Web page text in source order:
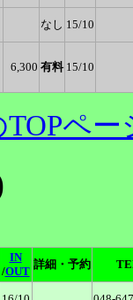
なし 15/10
6,300 有料 15/10
ペー
IN
/OUT
詳細・予約